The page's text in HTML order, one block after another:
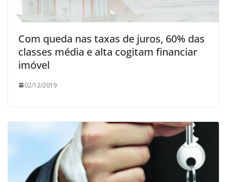
Com queda nas taxas de juros, 60% das
classes média e alta cogitam financiar
imóvel
02/12/2019